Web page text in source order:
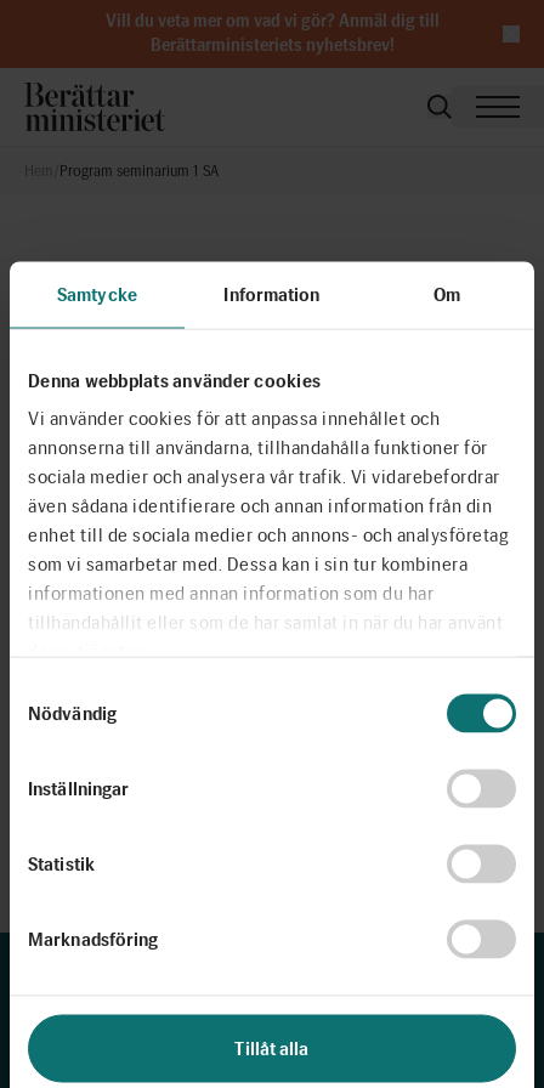
Samtycke Information Om
Denna webbplats använder cookies
Vi använder cookies för att anpassa innehållet och
annonserna till användarna, tillhandahålla funktioner för
sociala medier och analysera vår trafik. Vi vidarebefordrar
även sådana identifierare och annan information från din
enhet till de sociala medier och annons- och analysföretag
som vi samarbetar med. Dessa kan i sin tur kombinera
informationen med annan information som du har
tillhandahållit eller som de har samlat in när du har använt
Nödvändig
Inställningar
Statistik
Marknadsföring
Tillåt alla
Vill du veta mer om vad vi gör? Anmäl dig till
Berättarministeriets nyhetsbrev!
Program seminarium 1 SA
Lärare